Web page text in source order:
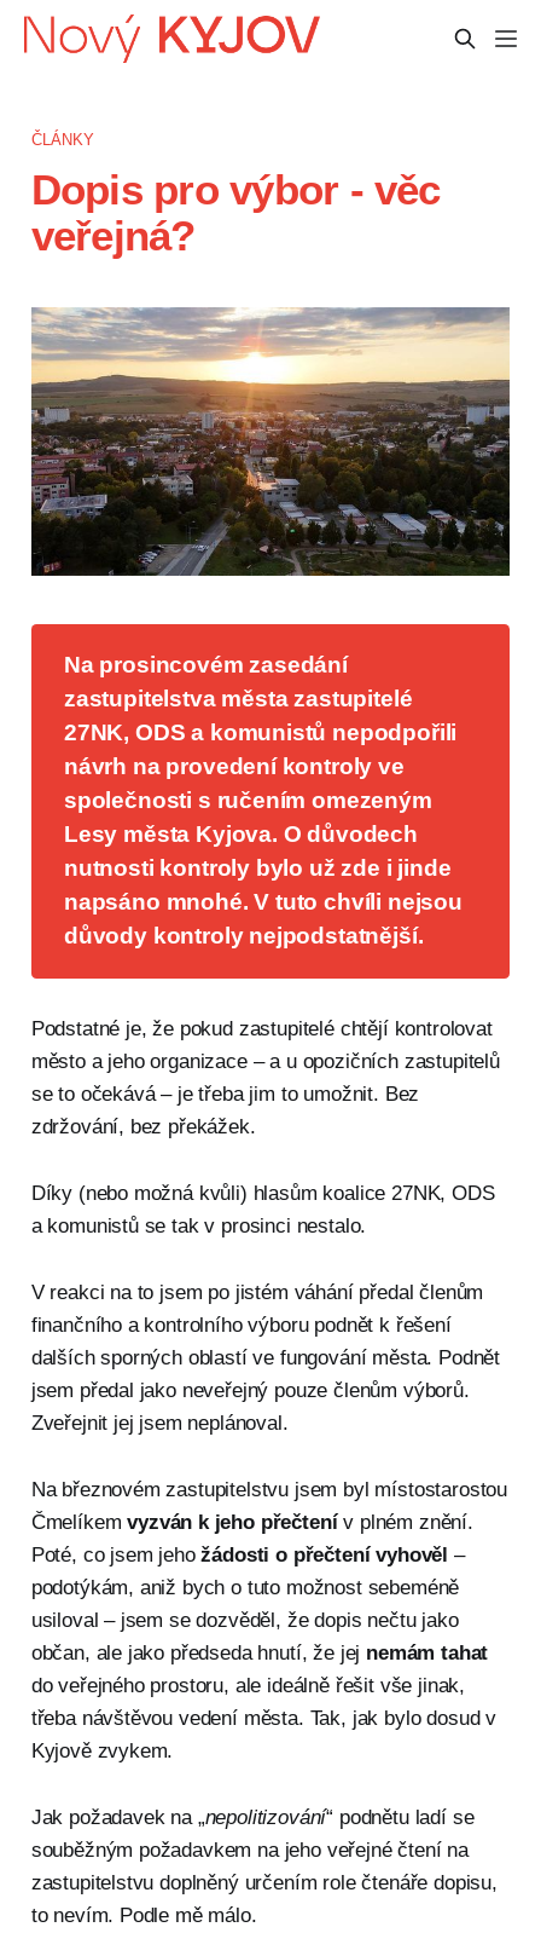
ČLÁNKY
Dopis pro výbor - věc
veřejná?
Na prosincovém zasedání
zastupitelstva města zastupitelé
27NK, ODS a komunistů nepodpořili
návrh na provedení kontroly ve
společnosti s ručením omezeným
Lesy města Kyjova. O důvodech
nutnosti kontroly bylo už zde i jinde
napsáno mnohé. V tuto chvíli nejsou
důvody kontroly nejpodstatnější.
Podstatné je, že pokud zastupitelé chtějí kontrolovat
město a jeho organizace – a u opozičních zastupitelů
se to očekává – je třeba jim to umožnit. Bez
zdržování, bez překážek.
Díky (nebo možná kvůli) hlasům koalice 27NK, ODS
a komunistů se tak v prosinci nestalo.
V reakci na to jsem po jistém váhání předal členům
finančního a kontrolního výboru podnět k řešení
dalších sporných oblastí ve fungování města. Podnět
jsem předal jako neveřejný pouze členům výborů.
Zveřejnit jej jsem neplánoval.
Na březnovém zastupitelstvu jsem byl místostarostou
Čmelíkemvyzván k jeho přečtenív plném znění.
Poté, co jsem jehožádosti o přečtení vyhověl –
podotýkám, aniž bych o tuto možnost sebeméně
usiloval – jsem se dozvěděl, že dopis nečtu jako
občan, ale jako předseda hnutí, že jej nemám tahat
do veřejného prostoru, ale ideálně řešit vše jinak,
třeba návštěvou vedení města. Tak, jak bylo dosud v
Kyjově zvykem.
Jak požadavek na „nepolitizování“ podnětu ladí se
souběžným požadavkem na jeho veřejné čtení na
zastupitelstvu doplněný určením role čtenáře dopisu,
to nevím. Podle mě málo.